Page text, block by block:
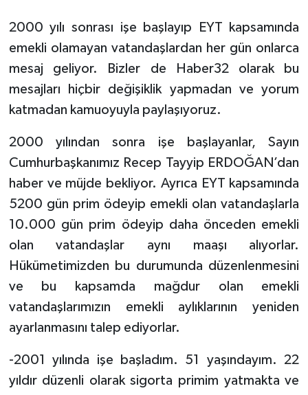
2000 yılı sonrası işe başlayıp EYT kapsamında
emekli olamayan vatandaşlardan her gün onlarca
mesaj geliyor. Bizler de Haber32 olarak bu
mesajları hiçbir değişiklik yapmadan ve yorum
katmadan kamuoyuyla paylaşıyoruz.
2000 yılından sonra işe başlayanlar, Sayın
Cumhurbaşkanımız Recep Tayyip ERDOĞAN’dan
haber ve müjde bekliyor. Ayrıca EYT kapsamında
5200 gün prim ödeyip emekli olan vatandaşlarla
10.000 gün prim ödeyip daha önceden emekli
olan vatandaşlar aynı maaşı alıyorlar.
Hükümetimizden bu durumunda düzenlenmesini
ve bu kapsamda mağdur olan emekli
vatandaşlarımızın emekli aylıklarının yeniden
ayarlanmasını talep ediyorlar.
-2001 yılında işe başladım. 51 yaşındayım. 22
yıldır düzenli olarak sigorta primim yatmakta ve
SAĞLIK
Spor
Tarihi Yapılarımız
Teknoloji
Türkiye
Yerel
İletişim